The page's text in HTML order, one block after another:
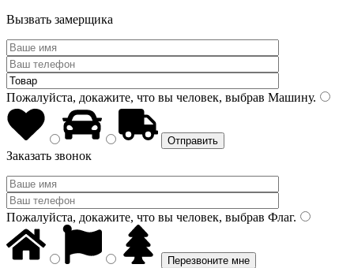
Вызвать замерщика
Пожалуйста, докажите, что вы человек, выбрав Машину.
Заказать звонок
Пожалуйста, докажите, что вы человек, выбрав Флаг.